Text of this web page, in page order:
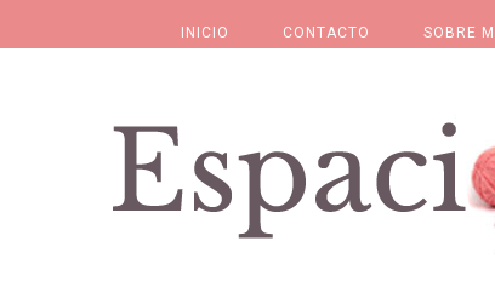
INICIO CONTACTO SOBRE MÍ